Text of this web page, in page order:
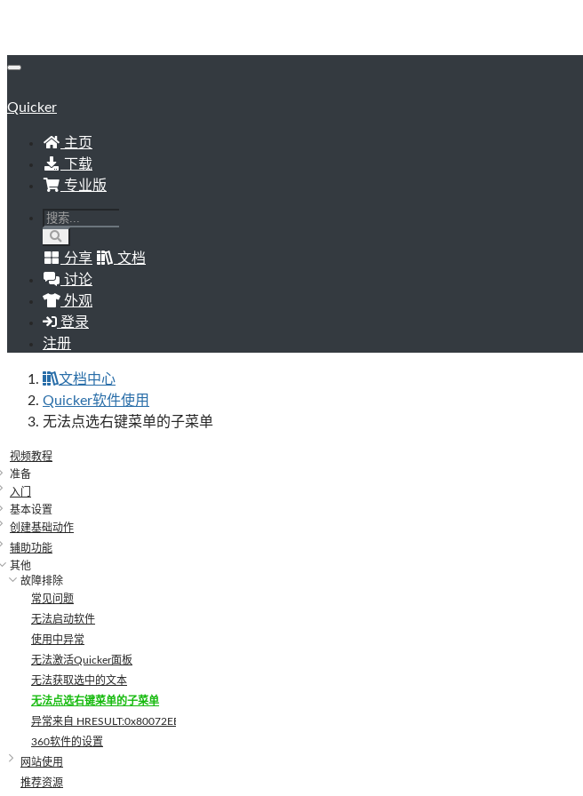
Quicker
主页
下载
专业版
分享
文档
讨论
外观
登录
注册
文档中心
Quicker软件使用
无法点选右键菜单的子菜单
视频教程
准备
入门
基本设置
创建基础动作
辅助功能
其他
故障排除
常见问题
无法启动软件
使用中异常
无法激活Quicker面板
无法获取选中的文本
无法点选右键菜单的子菜单
异常来自 HRESULT:0x80072EE4
360软件的设置
网站使用
推荐资源